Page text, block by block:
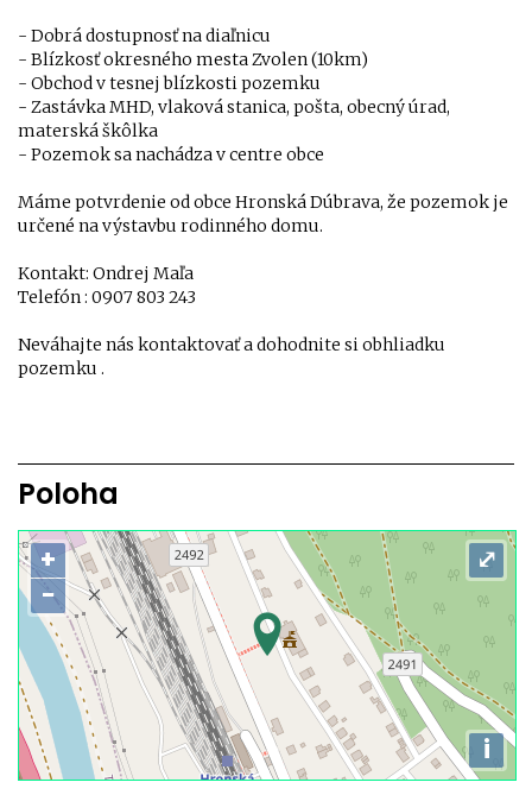
- Dobrá dostupnosť na diaľnicu
- Blízkosť okresného mesta Zvolen (10km)
- Obchod v tesnej blízkosti pozemku
- Zastávka MHD, vlaková stanica, pošta, obecný úrad,
materská škôlka
- Pozemok sa nachádza v centre obce
Máme potvrdenie od obce Hronská Dúbrava, že pozemok je
určené na výstavbu rodinného domu.
Kontakt: Ondrej Maľa
Telefón : 0907 803 243
Neváhajte nás kontaktovať a dohodnite si obhliadku
pozemku .
Poloha
+
−
i
⤢